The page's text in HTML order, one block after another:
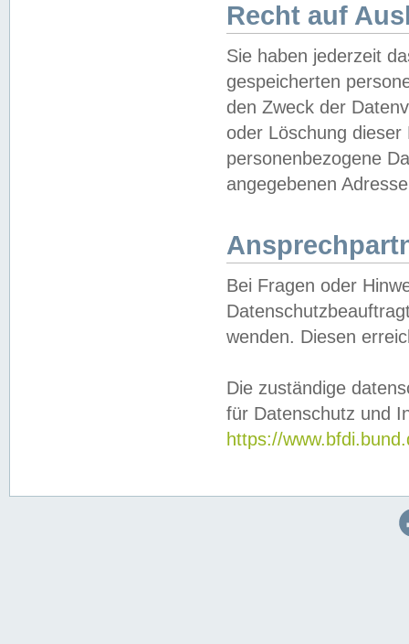
Recht auf
Sie haben jederzeit
gespeicherten
den Zweck der
oder Löschung
personenbezogene
angegebenen
Bei Fragen oder
wenden. Diesen
Die zuständige
für Datenschutz und
https://